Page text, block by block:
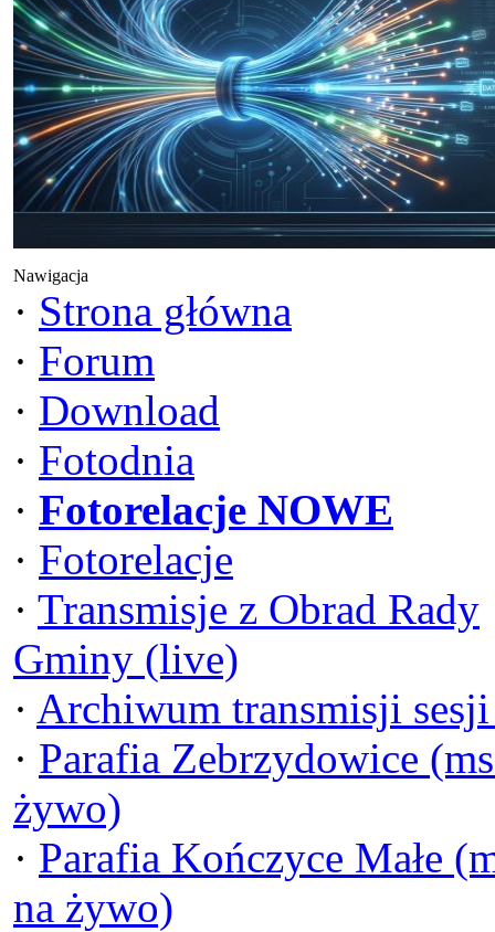
Nawigacja
· Strona główna
· Forum
· Download
· Fotodnia
· Fotorelacje NOWE
· Fotorelacje
· Transmisje z Obrad Rady
Gminy (live)
· Archiwum transmisji
· Parafia Zebrzydowice
żywo)
· Parafia Kończyce Małe
na żywo)